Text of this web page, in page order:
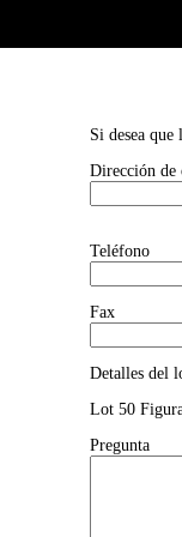
Si desea
Dirección de
Teléfono
Fax
Detalles del
Lot 50
Pregunta